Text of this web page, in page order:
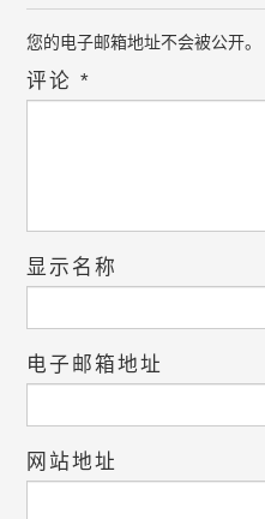
您的电子邮箱地址不会被公开。
评论*
显示名称
电子邮箱地址
网站地址